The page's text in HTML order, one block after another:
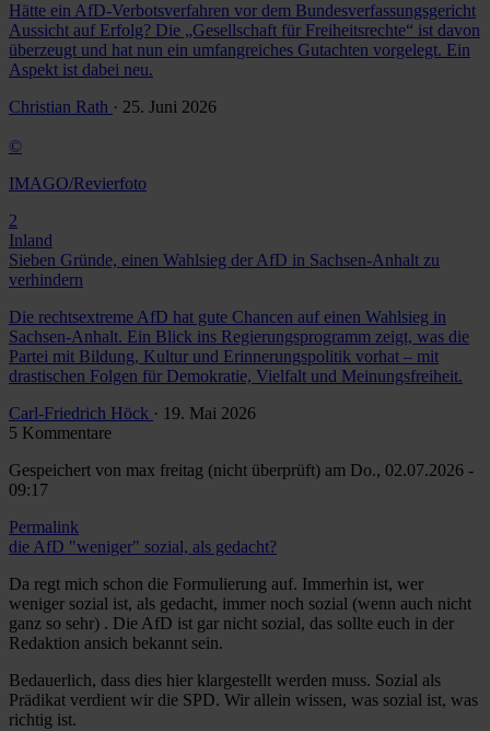
Hätte ein AfD-Verbotsverfahren vor dem Bundesverfassungsgericht
Aussicht auf Erfolg? Die „Gesellschaft für Freiheitsrechte“ ist davon
überzeugt und hat nun ein umfangreiches Gutachten vorgelegt. Ein
Aspekt ist dabei neu.
Christian Rath · 25. Juni 2026
©
IMAGO/Revierfoto
2
Inland
Sieben Gründe, einen Wahlsieg der AfD in Sachsen-Anhalt zu
verhindern
Die rechtsextreme AfD hat gute Chancen auf einen Wahlsieg in
Sachsen-Anhalt. Ein Blick ins Regierungsprogramm zeigt, was die
Partei mit Bildung, Kultur und Erinnerungspolitik vorhat – mit
drastischen Folgen für Demokratie, Vielfalt und Meinungsfreiheit.
Carl-Friedrich Höck · 19. Mai 2026
5 Kommentare
Gespeichert von max freitag (nicht überprüft) am Do., 02.07.2026 -
09:17
Permalink
die AfD "weniger" sozial, als gedacht?
Da regt mich schon die Formulierung auf. Immerhin ist, wer
weniger sozial ist, als gedacht, immer noch sozial (wenn auch nicht
ganz so sehr) . Die AfD ist gar nicht sozial, das sollte euch in der
Redaktion ansich bekannt sein.
Bedauerlich, dass dies hier klargestellt werden muss. Sozial als
Prädikat verdient wir die SPD. Wir allein wissen, was sozial ist, was
richtig ist.